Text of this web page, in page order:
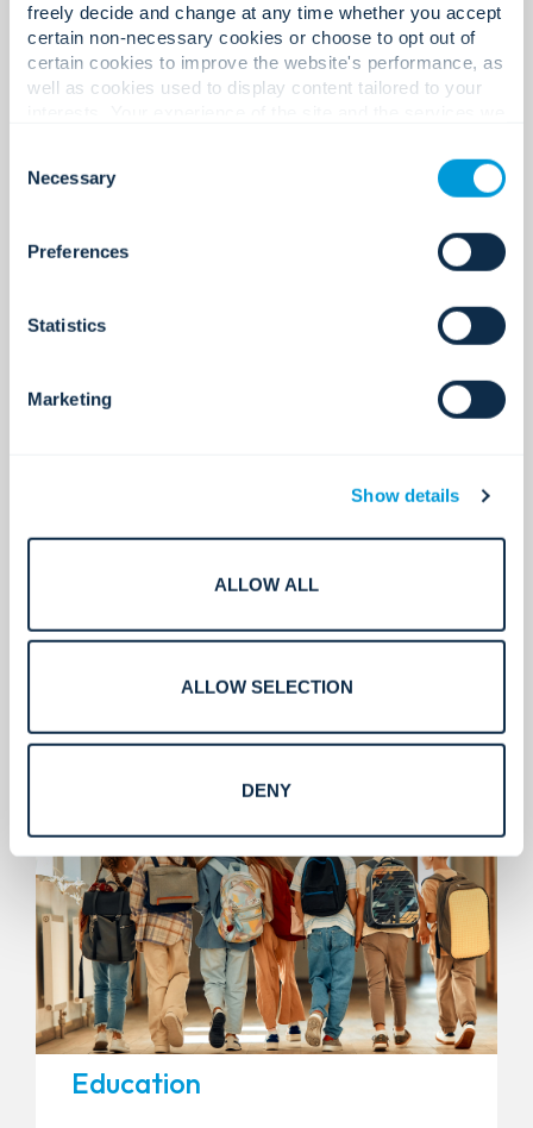
freely decide and change at any time whether you accept
certain non-necessary cookies or choose to opt out of
certain cookies to improve the website's performance, as
well as cookies used to display content tailored to your
cookies. Click "Show details" below for more information
about who we share your information with.
Selection
Necessary
Preferences
Statistics
Marketing
Show details
ALLOW ALL
ALLOW SELECTION
DENY
Sécurité des patients, respect de la vie privée et
continuité des soins.
Laboratoire / Recherche
risque.
Apprendre encore plus
Education